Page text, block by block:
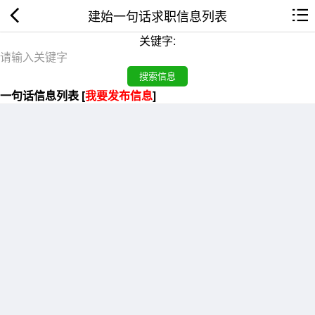
建始一句话求职信息列表
关键字:
一句话信息列表 [我要发布信息]